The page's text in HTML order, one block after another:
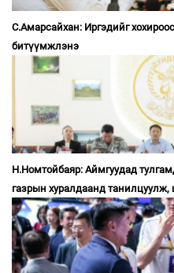
С.Амарсайхан: Иргэдийг
битүүмжлэнэ
Н.Номтойбаяр: Аймгуудад
газрын хуралдаанд